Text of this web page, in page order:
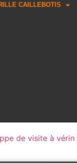
CAILLEBOTIS
de visite à vérin